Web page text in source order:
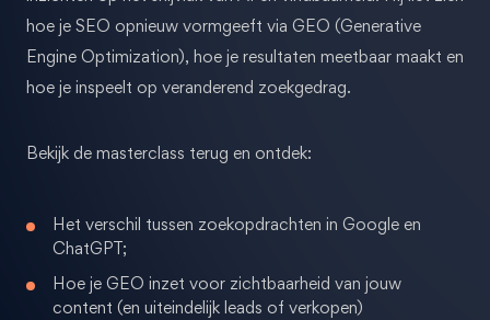
hoe je SEO opnieuw vormgeeft via GEO (Generative
Engine Optimization), hoe je resultaten meetbaar maakt en
hoe je inspeelt op veranderend zoekgedrag.
Bekijk de masterclass terug en ontdek:
Het verschil tussen zoekopdrachten in Google en
ChatGPT;
Hoe je GEO inzet voor zichtbaarheid van jouw
content (en uiteindelijk leads of verkopen)